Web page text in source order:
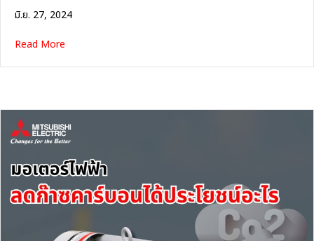
มิ.ย. 27, 2024
Read More